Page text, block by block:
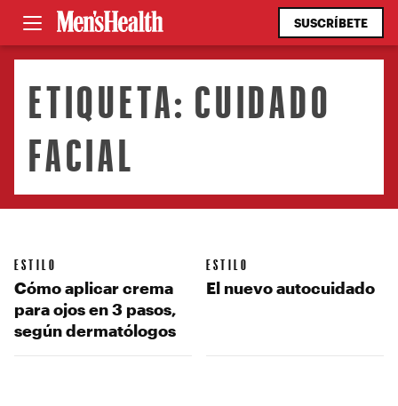
SUSCRÍBETE
ETIQUETA: CUIDADO
FACIAL
ESTILO
Cómo aplicar crema
para ojos en 3 pasos,
según dermatólogos
ESTILO
El nuevo autocuidado